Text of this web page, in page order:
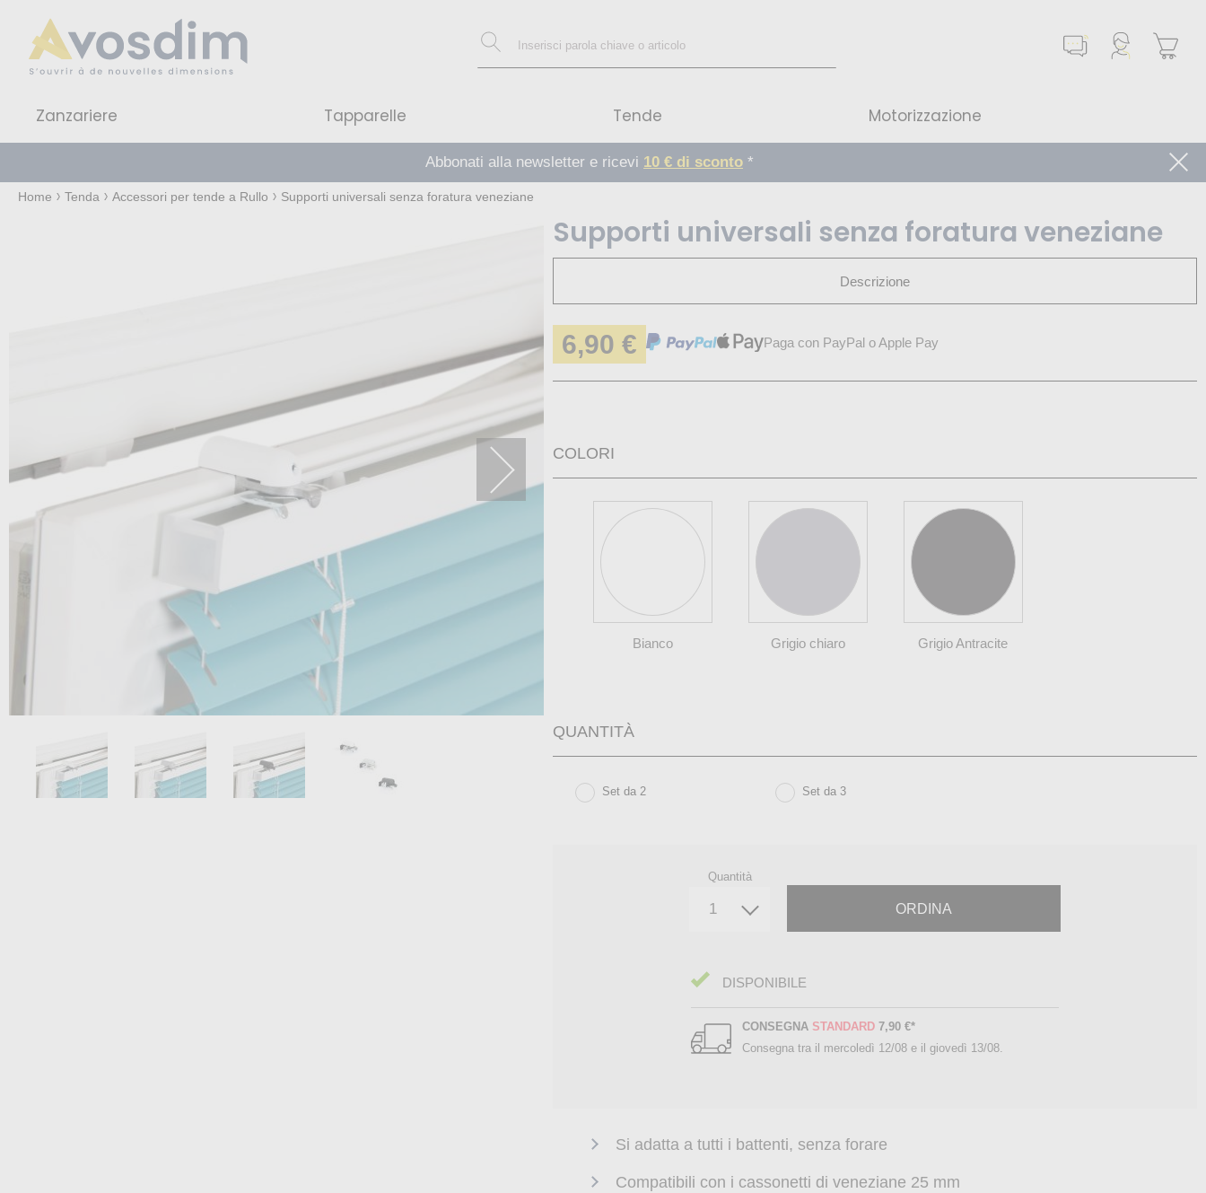
Zanzariere Tapparelle Tende Motorizzazione
Abbonati alla newsletter e ricevi 10 € di sconto *
Home Tenda Accessori per tende a Rullo Supporti universali senza foratura veneziane
Supporti universali senza foratura veneziane
Descrizione
6,90 € Paga con PayPal o Apple Pay
COLORI
Bianco Grigio chiaro Grigio Antracite
QUANTITÀ
Set da 2 Set da 3
Quantità
ORDINA
DISPONIBILE
CONSEGNASTANDARD 7,90 €*
Consegna tra il mercoledì 12/08 e il giovedì 13/08
Si adatta a tutti i battenti, senza forare
Compatibili con i cassonetti di veneziane 25 mm